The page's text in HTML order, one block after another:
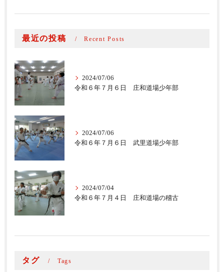
最近の投稿 Recent Posts
2024/07/06
令和６年７月６日 庄和道場少年部
2024/07/06
令和６年７月６日 武里道場少年部
2024/07/04
令和６年７月４日 庄和道場の稽古
タグ Tags